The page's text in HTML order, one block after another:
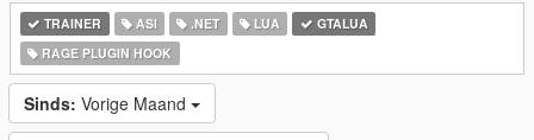
TRAINER ASI .NET LUA
GTALUA
RAGE PLUGIN HOOK
Sinds: Vorige Maand